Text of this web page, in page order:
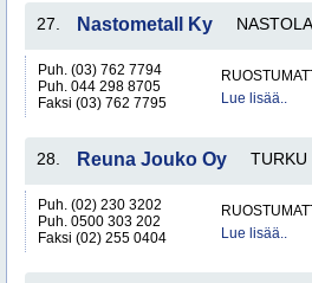
27. Nastometall Ky NASTOLA
Puh. (03) 762 7794
Puh. 044 298 8705
Faksi (03) 762 7795
Lue lisää..
28. Reuna Jouko Oy TURKU
Puh. (02) 230 3202
Puh. 0500 303 202
Faksi (02) 255 0404
Lue lisää..